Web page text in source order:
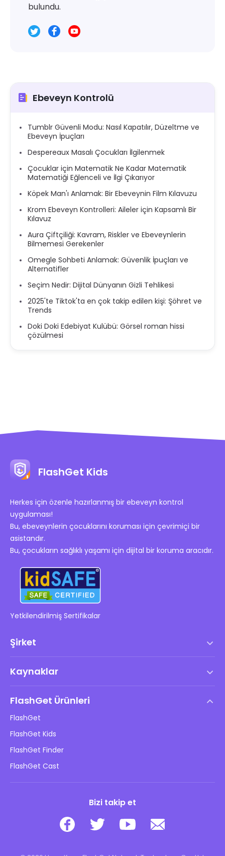
bulundu.
Ebeveyn Kontrolü
Tumblr Güvenli Modu: Nasıl Kapatılır, Düzeltme ve
Ebeveyn İpuçları
Despereaux Masalı Çocukları İlgilenmek
Çocuklar için Matematik Ne Kadar Matematik
Matematiği Eğlenceli ve İlgi Çıkarıyor
Köpek Man'ı Anlamak: Bir Ebeveynin Film Kılavuzu
Krom Ebeveyn Kontrolleri: Aileler için Kapsamlı Bir
Kılavuz
Aura Çiftçiliği: Kavram, Riskler ve Ebeveynlerin
Bilmemesi Gerekenler
Omegle Sohbeti Anlamak: Güvenlik İpuçları ve
Alternatifler
Seçim Nedir: Dijital Dünyanın Gizli Tehlikesi
2025'te Tiktok'ta en çok takip edilen kişi: Şöhret ve
Trends
Doki Doki Edebiyat Kulübü: Görsel roman hissi
çözülmesi
FlashGet Kids
Herkes için özenle hazırlanmış bir ebeveyn kontrol
uygulaması!
Bu, ebeveynlerin çocuklarını koruması için çevrimiçi bir
asistandır.
Bu, çocukların sağlıklı yaşamı için dijital bir koruma aracıdır.
Yetkilendirilmiş Sertifikalar
Şirket
Son Kullanıcı Lisans Anlaşması
DMCA Politikası
Gizlilik Politikası
Reklam Politikaları
Bilgilerimi Satma
Kaynaklar
Çocukların Çevrimiçi Güvenliği
İndir
FlashGet Ürünleri
FlashGet
FlashGet Kids
FlashGet Finder
FlashGet Cast
Bizi takip et